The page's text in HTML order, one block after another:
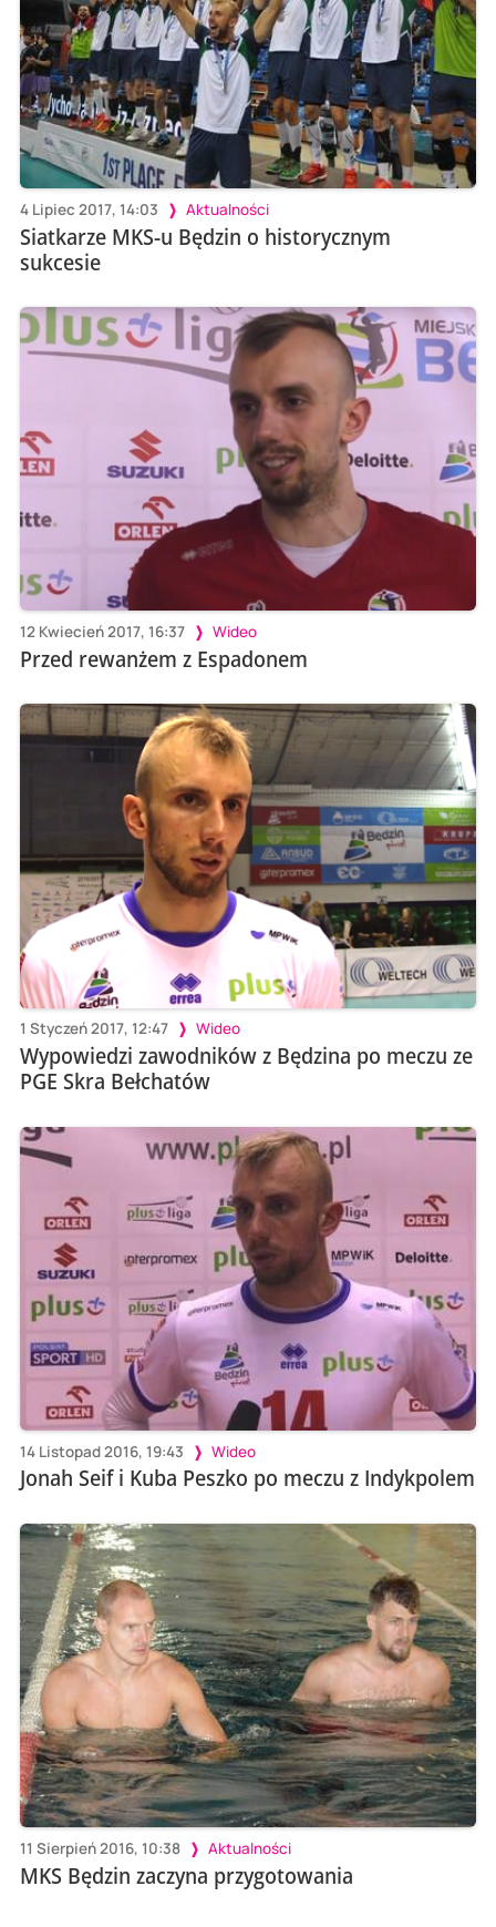
4 Lipiec 2017, 14:03 Aktualności
Siatkarze MKS-u Będzin o historycznym
sukcesie
12 Kwiecień 2017, 16:37 Wideo
Przed rewanżem z Espadonem
1 Styczeń 2017, 12:47 Wideo
Wypowiedzi zawodników z Będzina po meczu ze
PGE Skra Bełchatów
14 Listopad 2016, 19:43 Wideo
Jonah Seif i Kuba Peszko po meczu z Indykpolem
11 Sierpień 2016, 10:38 Aktualności
MKS Będzin zaczyna przygotowania